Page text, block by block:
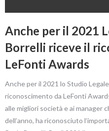
Anche per il 2021
Borrelli riceve il
LeFonti Awards
Anche per il 2021 lo Studio
riconoscimento da LeFonti
alle migliori società e ai manager
dell’anno, ha riconosciuto